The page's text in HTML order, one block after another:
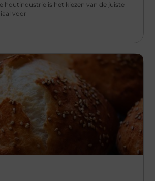
houtindustrie is het kiezen van de juiste
voor